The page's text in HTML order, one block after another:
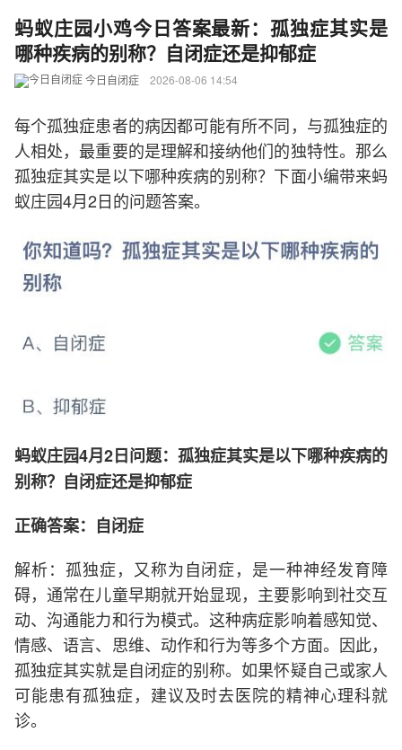
蚂蚁庄园小鸡今日答案最新：孤独症其实是
哪种疾病的别称？自闭症还是抑郁症
今日自闭症 2026-08-06 14:54
每个孤独症患者的病因都可能有所不同，与孤独症的
人相处，最重要的是理解和接纳他们的独特性。那么
孤独症其实是以下哪种疾病的别称？下面小编带来蚂
蚁庄园4月2日的问题答案。
蚂蚁庄园4月2日问题：孤独症其实是以下哪种疾病的
别称？自闭症还是抑郁症
正确答案：自闭症
解析：孤独症，又称为自闭症，是一种神经发育障
碍，通常在儿童早期就开始显现，主要影响到社交互
动、沟通能力和行为模式。这种病症影响着感知觉、
情感、语言、思维、动作和行为等多个方面。因此，
孤独症其实就是自闭症的别称。如果怀疑自己或家人
可能患有孤独症，建议及时去医院的精神心理科就
诊。